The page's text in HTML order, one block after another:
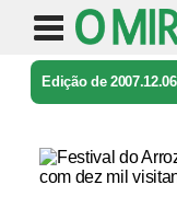
Edição de 2007.12.06